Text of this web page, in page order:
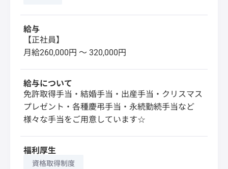
給与
【正社員】
月給260,000円 〜 320,000円
給与について
免許取得手当・結婚手当・出産手当・クリスマス
プレゼント・各種慶弔手当・永続勤続手当など
様々な手当をご用意しています☆
福利厚生
資格取得制度